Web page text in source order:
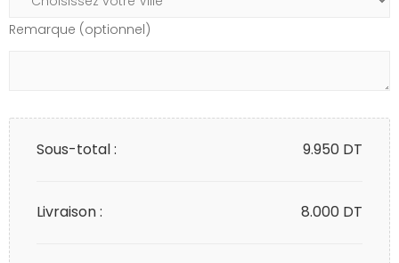
Remarque (optionnel)
Sous-total : 9.950 DT
Livraison : 8.000 DT